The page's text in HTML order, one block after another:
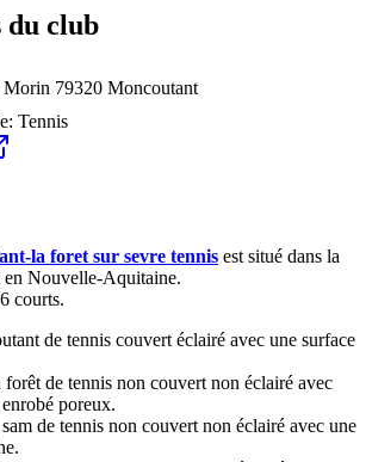
club
Morin 79320 Moncoutant
Tennis
la foret sur sevre tennis est situé dans la
en Nouvelle-Aquitaine.
courts.
de tennis couvert éclairé avec une surface
de tennis non couvert non éclairé avec
poreux.
de tennis non couvert non éclairé avec une